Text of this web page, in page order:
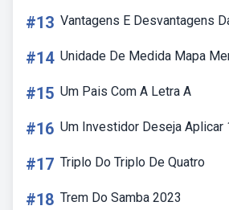
#13 Vantagens E Desvantagens
#14 Unidade De Medida Mapa
#15 Um Pais Com A Letra A
#16 Um Investidor Deseja Aplicar
#17 Triplo Do Triplo De Quatro
#18 Trem Do Samba 2023